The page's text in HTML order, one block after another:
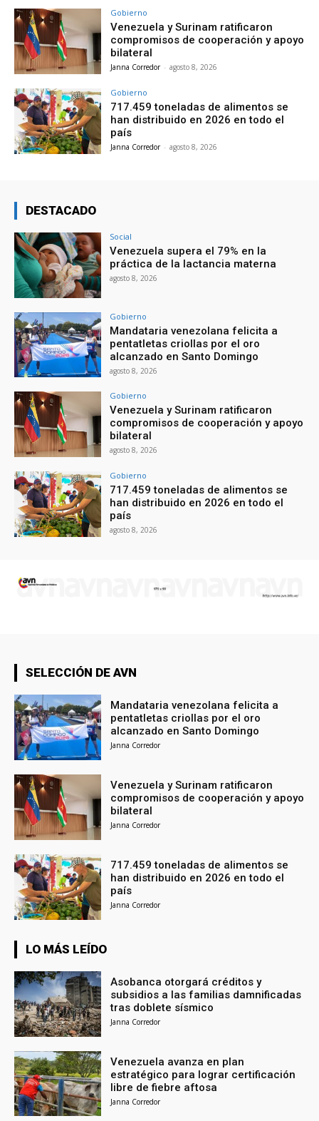
Gobierno
Venezuela y Surinam ratificaron
compromisos de cooperación y apoyo
bilateral
Janna Corredor - agosto 8, 2026
Gobierno
717.459 toneladas de alimentos se
han distribuido en 2026 en todo el
país
Janna Corredor - agosto 8, 2026
DESTACADO
Social
Venezuela supera el 79% en la
práctica de la lactancia materna
agosto 8, 2026
Gobierno
Mandataria venezolana felicita a
pentatletas criollas por el oro
alcanzado en Santo Domingo
agosto 8, 2026
Gobierno
Venezuela y Surinam ratificaron
compromisos de cooperación y apoyo
bilateral
agosto 8, 2026
Gobierno
717.459 toneladas de alimentos se
han distribuido en 2026 en todo el
país
agosto 8, 2026
SELECCIÓN DE AVN
Mandataria venezolana felicita a
pentatletas criollas por el oro
alcanzado en Santo Domingo
Janna Corredor
Venezuela y Surinam ratificaron
compromisos de cooperación y apoyo
bilateral
Janna Corredor
717.459 toneladas de alimentos se
han distribuido en 2026 en todo el
país
Janna Corredor
LO MÁS LEÍDO
Asobanca otorgará créditos y
subsidios a las familias damnificadas
tras doblete sísmico
Janna Corredor
Venezuela avanza en plan
estratégico para lograr certificación
libre de fiebre aftosa
Janna Corredor